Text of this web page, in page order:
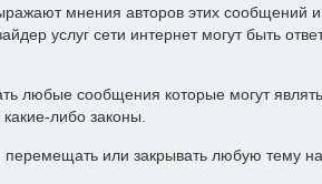
мнения авторов этих сообщений
услуг сети интернет могут быть
любые сообщения которые могут
либо законы.
или закрывать любую тему